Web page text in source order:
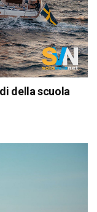
della scuola